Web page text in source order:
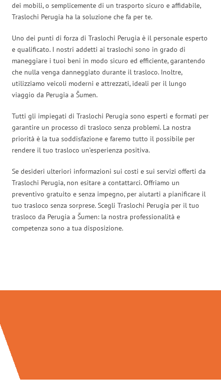
dei mobili, o semplicemente di un trasporto sicuro e affidabile,
Traslochi Perugia ha la soluzione che fa per te.
Uno dei punti di forza di Traslochi Perugia è il personale esperto
e qualificato. I nostri addetti ai traslochi sono in grado di
maneggiare i tuoi beni in modo sicuro ed efficiente, garantendo
che nulla venga danneggiato durante il trasloco. Inoltre,
utilizziamo veicoli moderni e attrezzati, ideali per il lungo
viaggio da Perugia a Šumen.
Tutti gli impiegati di Traslochi Perugia sono esperti e formati per
garantire un processo di trasloco senza problemi. La nostra
priorità è la tua soddisfazione e faremo tutto il possibile per
rendere il tuo trasloco un’esperienza positiva.
Se desideri ulteriori informazioni sui costi e sui servizi offerti da
Traslochi Perugia, non esitare a contattarci. Offriamo un
preventivo gratuito e senza impegno, per aiutarti a pianificare il
tuo trasloco senza sorprese. Scegli Traslochi Perugia per il tuo
trasloco da Perugia a Šumen: la nostra professionalità e
competenza sono a tua disposizione.